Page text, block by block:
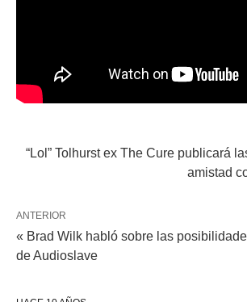
“Lol” Tolhurst ex The Cure publicará
amistad
ANTERIOR
« Brad Wilk habló sobre las
de Audioslave